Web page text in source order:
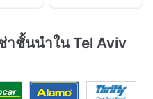
าชั้นนำใน Tel Aviv